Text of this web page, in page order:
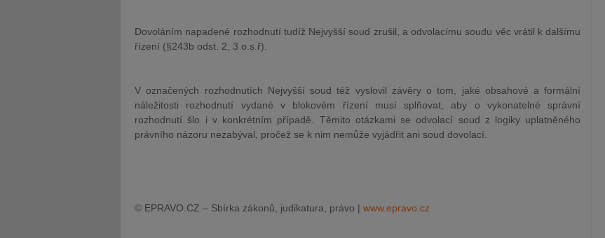
Dovoláním napadené rozhodnutí tudíž Nejvyšší soud zrušil, a odvolacímu soudu věc vrátil k dalšímu
řízení (§243b odst. 2, 3 o.s.ř).
V označených rozhodnutích Nejvyšší soud též vyslovil závěry o tom, jaké obsahové a formální
náležitosti rozhodnutí vydané v blokovém řízení musí splňovat, aby o vykonatelné správní
rozhodnutí šlo i v konkrétním případě. Těmito otázkami se odvolací soud z logiky uplatněného
právního názoru nezabýval, pročež se k nim nemůže vyjádřit ani soud dovolací.
© EPRAVO.CZ – Sbírka zákonů, judikatura, právo | www.epravo.cz